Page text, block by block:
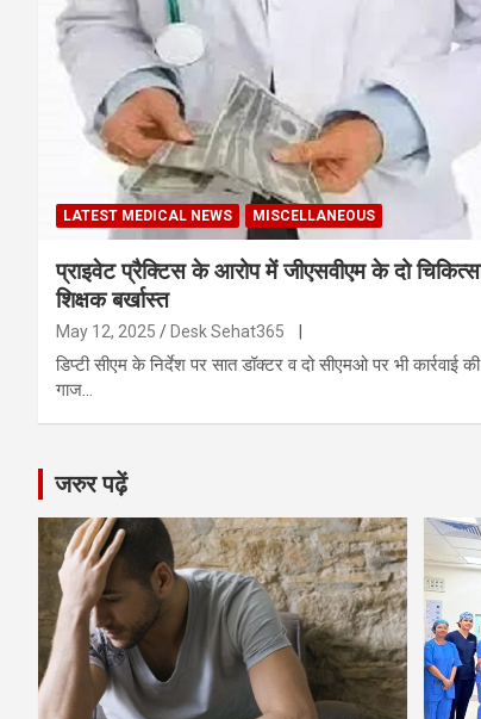
LATEST MEDICAL NEWS MISCELLANEOUS
प्राइवेट प्रैक्टिस के आरोप में जीएसवीएम के दो
शिक्षक बर्खास्त
May 12, 2025 Desk Sehat365
डिप्टी सीएम के निर्देश पर सात डॉक्टर व दो सीएमओ पर भी कार्रवाई की
गाज…
जरुर पढ़ें